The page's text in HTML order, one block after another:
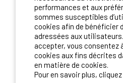
NOS
performances et aux
sommes susceptibles
cookies afin de bénéficier
adressées aux
accepter, vous consentez
cookies aux fins décrites
en matière de cookies.
Pour en savoir plus,